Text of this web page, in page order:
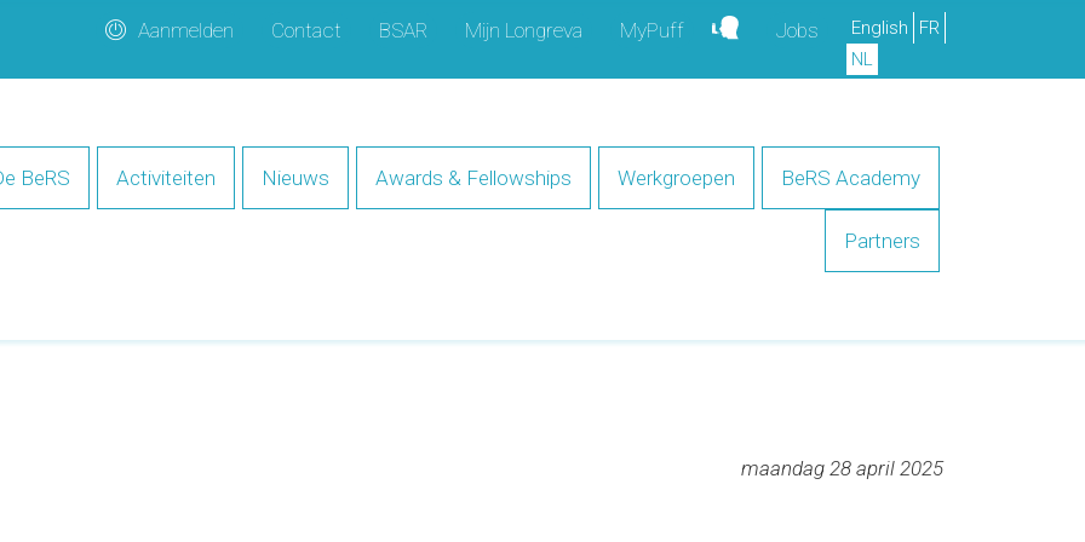
Aanmelden Contact BSAR Mijn Longreva MyPuff Jobs English
FR
NL
BeRS Activiteiten Nieuws Awards & Fellowships Werkgroepen BeRS Academy
Partners
maandag 28 april 2025